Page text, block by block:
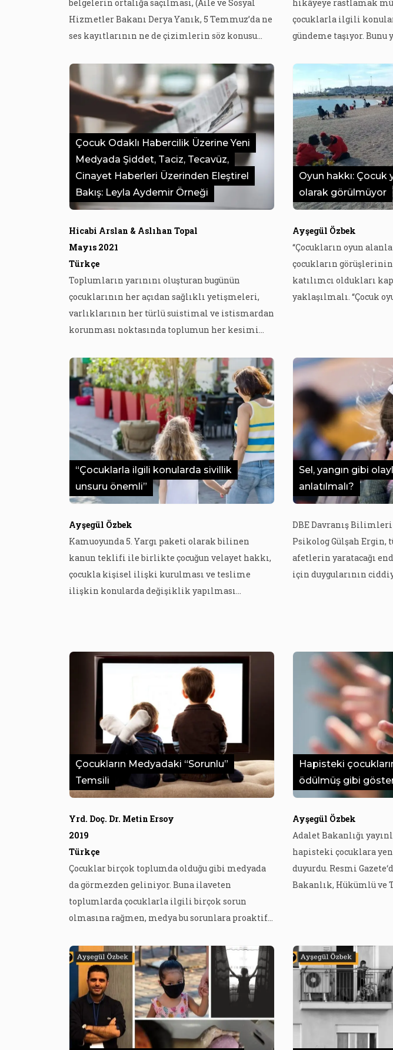
belgelerin ortalığa saçılması, (Aile ve Sosyal
Hizmetler Bakanı Derya Yanık, 5 Temmuz’da ne
ses kayıtlarının ne de çizimlerin söz konusu
ise aksini iddia ediyor) avukatların ve ruh
sağlığı uzmanlarının uyarılarını
beraberinde getirdi. Söz konusu belgelerin
internette hızla yayılmasının ardından, pek çok
deneyimli gazetecinin de yaptıkları yayın ve
paylaşımlarda […]
hikâyeye rastlamak
çocuklarla ilgili
gündeme taşıyor.
bir zanaat olan röportaj,
olduğunda başka etik
sorumlulukları da
sebeple, gazetecilerin
yaparken nelere
Çocuk Odaklı Habercilik Üzerine Yeni
Medyada Şiddet, Taciz, Tecavüz,
Cinayet Haberleri Üzerinden Eleştirel
Bakış: Leyla Aydemir Örneği
Hicabi Arslan & Aslıhan Topal
Mayıs 2021
Türkçe
Toplumların yarınını oluşturan bugünün
çocuklarının her açıdan sağlıklı yetişmeleri,
varlıklarının her türlü suistimal ve istismardan
korunması noktasında toplumun her kesimi
Çocukların hak ihlallerinin önüne geçilmesi,
seslerinin duyurulması, haber dilinde
temsillerinin sorunsuz yansıtılması gibi pek
çok noktada medya, çocukların temsilinde çocuk
odaklı habercilik anlayışı çerçevesinde bir
anlayışı sürdürmelidir. Çocuk bireylerin […]
Oyun hakkı: Çocuk
olarak görülmüyor
Ayşegül Özbek
“Çocukların oyun
çocukların
katılımcı oldukları
yaklaşılmalı. “Çocuk
nitelikte oyun alanları
Öneriler İzmir Çocuk
Koordinatörü Süleyman
ve bilişsel gelişimi
“Çocuklarla ilgili konularda sivillik
unsuru önemli”
Ayşegül Özbek
Kamuoyunda 5. Yargı paketi olarak bilinen
kanun teklifi ile birlikte çocuğun velayet hakkı,
çocukla kişisel ilişki kurulması ve teslime
ilişkin konularda değişiklik yapılması
mekânlarda yapılacak. Çocuk hakları alanında
çalışan avukat Özge Üstün, çocukla kişisel ilişki
Sel, yangın gibi
anlatılmalı?
DBE Davranış
Psikolog Gülşah Ergin,
afetlerin yaratacağı
için duygularının
azaltacağına dikkat
afetlerin düzensiz ve
kestirilemeyen doğa
söylenebilir […]
Çocukların Medyadaki “Sorunlu”
Temsili
Yrd. Doç. Dr. Metin Ersoy
2019
Türkçe
Çocuklar birçok toplumda olduğu gibi medyada
da görmezden geliniyor. Buna ilaveten
toplumlarda çocuklarla ilgili birçok sorun
olmasına rağmen, medya bu sorunlara proaktif
medyanın toplum içinde birçok grubu dışladığı
gibi çocukları da dışladığı tespiti ile başlamak
gerekiyor. Ne yazık ki ülkemizde ve daha birçok
ülkede çocuklarımız sadece özel günlerde
haberlere […]
Hapisteki
ödülmüş gibi
Ayşegül Özbek
Adalet Bakanlığı
hapisteki çocuklara
duyurdu. Resmi
Bakanlık, Hükümlü ve
gösteren çocukların
Çocuk hükümlülerin,
kurumu personelinin
olmaksızın
düzenlenen tören,